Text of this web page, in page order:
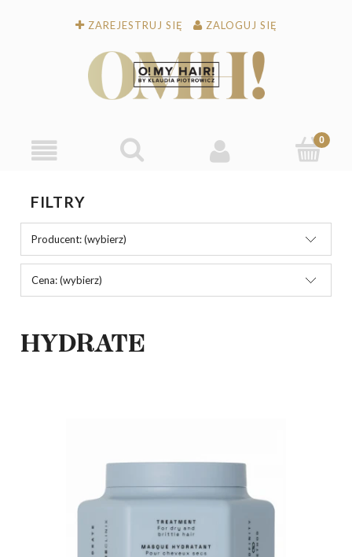
ZAREJESTRUJ SIĘ ZALOGUJ SIĘ
FILTRY
Producent: (wybierz)
Cena: (wybierz)
HYDRATE